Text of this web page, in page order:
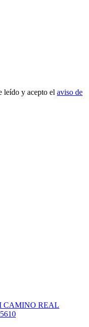
leído y acepto el aviso de
CAMINO REAL